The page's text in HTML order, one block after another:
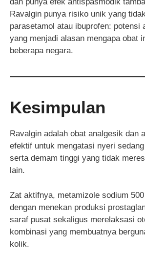
Ravalgin punya risiko unik yang
parasetamol atau ibuprofen: potensi
yang menjadi alasan mengapa obat
beberapa negara.
Kesimpulan
Ravalgin adalah obat analgesik dan
efektif untuk mengatasi nyeri
serta demam tinggi yang tidak
lain.
Zat aktifnya, metamizole sodium
dengan menekan produksi
saraf pusat sekaligus merelaksasi
kombinasi yang membuatnya
kolik.